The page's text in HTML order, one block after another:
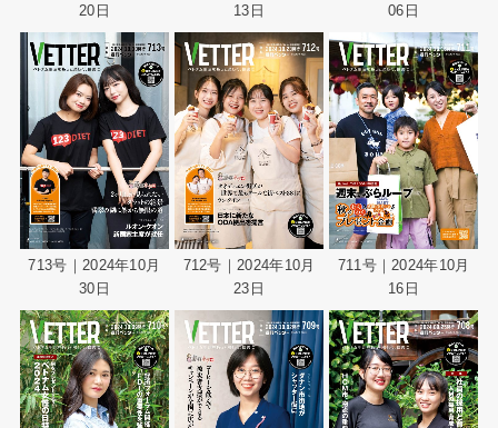
20日
13日
06日
713号｜2024年10月
30日
712号｜2024年10月
23日
711号｜2024年10月
16日